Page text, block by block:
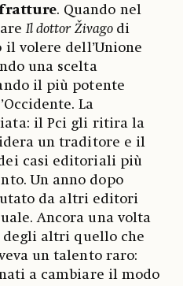
fratture. Quando nel
Il dottor Živago di
il volere dell’Unione
una scelta
il più potente
La
il Pci gli ritira la
un traditore e il
casi editoriali più
Un anno dopo
da altri editori
Ancora una volta
altri quello che
un talento raro:
a cambiare il modo